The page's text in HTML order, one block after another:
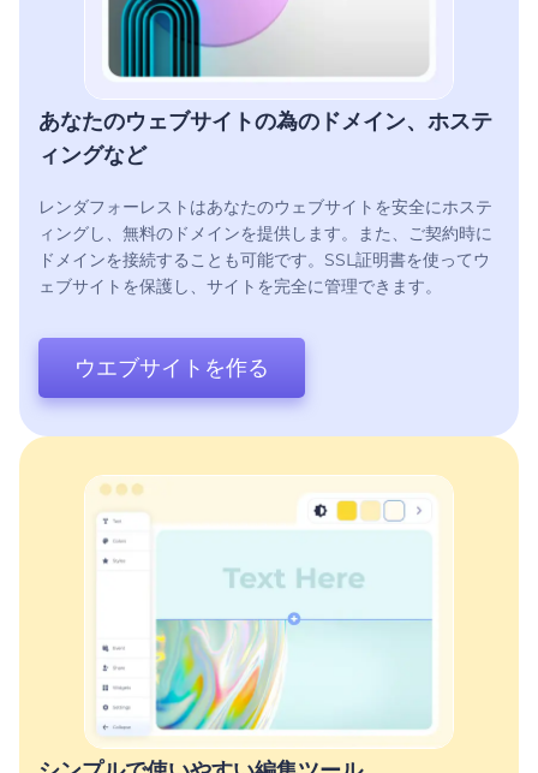
あなたのウェブサイトの為のドメイン、ホステ
ィングなど
レンダフォーレストはあなたのウェブサイトを安全にホステ
ィングし、無料のドメインを提供します。また、ご契約時に
ドメインを接続することも可能です。SSL証明書を使ってウ
ェブサイトを保護し、サイトを完全に管理できます。
ウエブサイトを作る